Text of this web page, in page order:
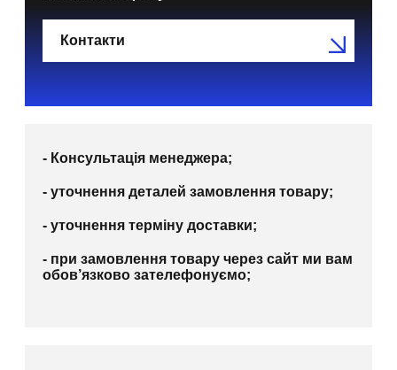
Контакти
- Консультація менеджера;
- уточнення деталей замовлення товару;
- уточнення терміну доставки;
- при замовлення товару через сайт ми вам
обов’язково зателефонуємо;